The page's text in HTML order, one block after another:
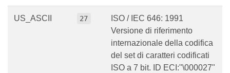
US_ASCII 27
ISO / IEC 646: 1991
Versione di riferimento
internazionale della codifica
del set di caratteri codificati
ISO a 7 bit. ID ECI:"\000027"